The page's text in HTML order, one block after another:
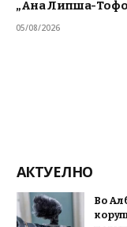
„Ана Липша-
05/08/2026
АКТУЕЛНО
Во